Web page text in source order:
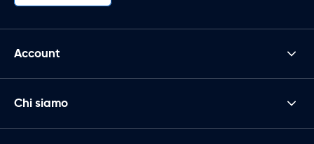
Account
Chi siamo